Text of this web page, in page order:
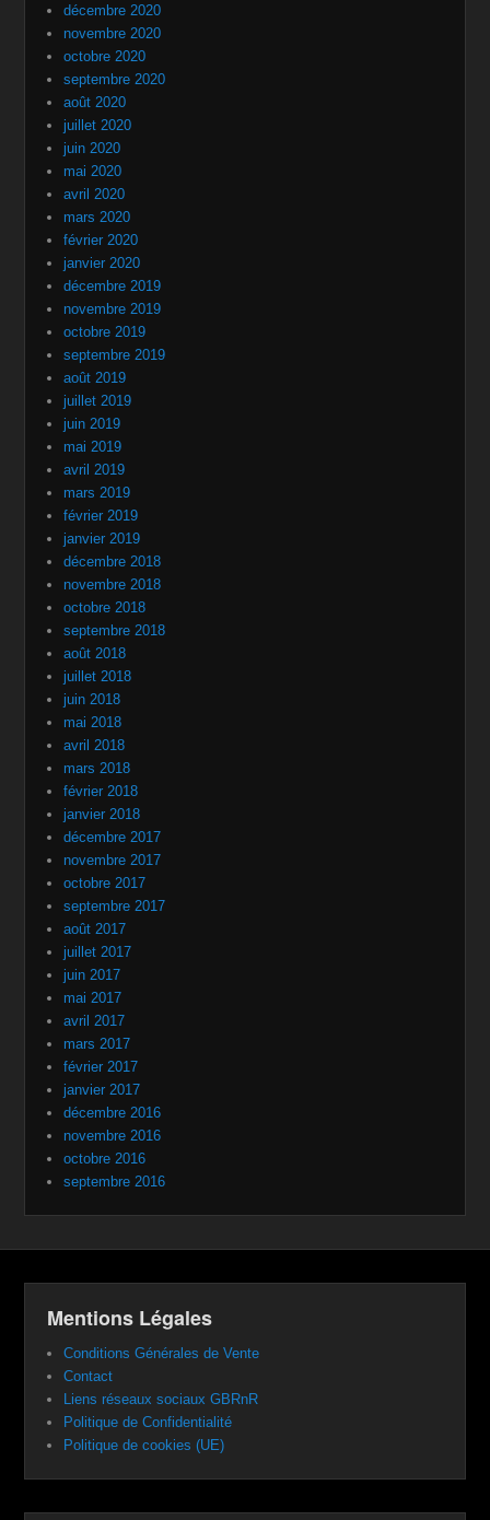
décembre 2020
novembre 2020
octobre 2020
septembre 2020
août 2020
juillet 2020
juin 2020
mai 2020
avril 2020
mars 2020
février 2020
janvier 2020
décembre 2019
novembre 2019
octobre 2019
septembre 2019
août 2019
juillet 2019
juin 2019
mai 2019
avril 2019
mars 2019
février 2019
janvier 2019
décembre 2018
novembre 2018
octobre 2018
septembre 2018
août 2018
juillet 2018
juin 2018
mai 2018
avril 2018
mars 2018
février 2018
janvier 2018
décembre 2017
novembre 2017
octobre 2017
septembre 2017
août 2017
juillet 2017
juin 2017
mai 2017
avril 2017
mars 2017
février 2017
janvier 2017
décembre 2016
novembre 2016
octobre 2016
septembre 2016
Mentions Légales
Conditions Générales de Vente
Contact
Liens réseaux sociaux GBRnR
Politique de Confidentialité
Politique de cookies (UE)